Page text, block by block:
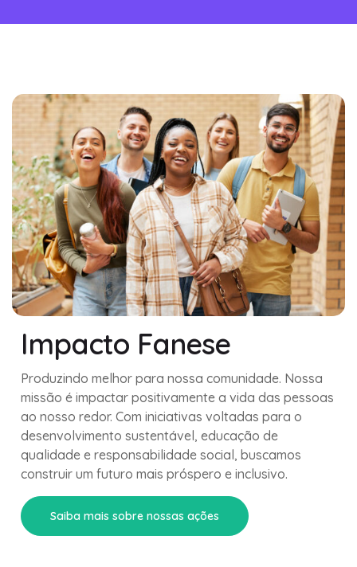
Impacto Fanese
Produzindo melhor para nossa comunidade. Nossa
missão é impactar positivamente a vida das pessoas
ao nosso redor. Com iniciativas voltadas para o
desenvolvimento sustentável, educação de
qualidade e responsabilidade social, buscamos
construir um futuro mais próspero e inclusivo.
Saiba mais sobre nossas ações